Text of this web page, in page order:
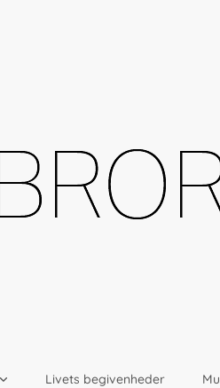
Livets begivenheder